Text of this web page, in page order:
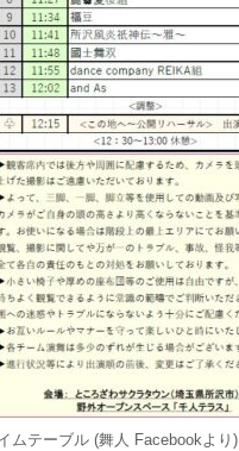
ムテーブル (舞人 Facebookより)